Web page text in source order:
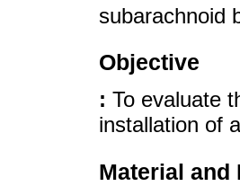
subarachnoid
Objective
: To evaluate
installation of
Material and